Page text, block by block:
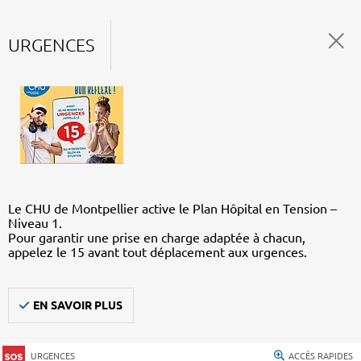
URGENCES
Le CHU de Montpellier active le Plan Hôpital en Tension –
Niveau 1.
Pour garantir une prise en charge adaptée à chacun,
appelez le 15 avant tout déplacement aux urgences.
EN SAVOIR PLUS
URGENCES ACCÈS RAPIDES